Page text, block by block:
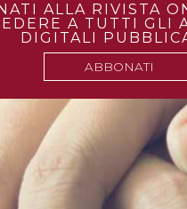
ALLA RIVISTA
A TUTTI GLI
DIGITALI
ABBONATI